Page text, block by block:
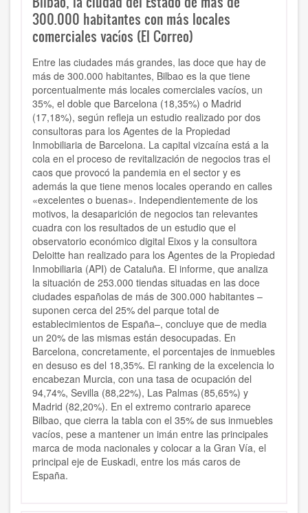
300.000 habitantes con más locales
comerciales vacíos (El Correo)
Entre las ciudades más grandes, las doce que hay de
más de 300.000 habitantes, Bilbao es la que tiene
porcentualmente más locales comerciales vacíos, un
35%, el doble que Barcelona (18,35%) o Madrid
(17,18%), según refleja un estudio realizado por dos
consultoras para los Agentes de la Propiedad
Inmobiliaria de Barcelona. La capital vizcaína está a la
cola en el proceso de revitalización de negocios tras el
caos que provocó la pandemia en el sector y es
además la que tiene menos locales operando en calles
«excelentes o buenas». Independientemente de los
motivos, la desaparición de negocios tan relevantes
cuadra con los resultados de un estudio que el
observatorio económico digital Eixos y la consultora
Deloitte han realizado para los Agentes de la Propiedad
Inmobiliaria (API) de Cataluña. El informe, que analiza
la situación de 253.000 tiendas situadas en las doce
ciudades españolas de más de 300.000 habitantes –
suponen cerca del 25% del parque total de
establecimientos de España–, concluye que de media
un 20% de las mismas están desocupadas. En
Barcelona, concretamente, el porcentajes de inmuebles
en desuso es del 18,35%. El ranking de la excelencia lo
encabezan Murcia, con una tasa de ocupación del
94,74%, Sevilla (88,22%), Las Palmas (85,65%) y
Madrid (82,20%). En el extremo contrario aparece
Bilbao, que cierra la tabla con el 35% de sus inmuebles
vacíos, pese a mantener un imán entre las principales
marca de moda nacionales y colocar a la Gran Vía, el
principal eje de Euskadi, entre los más caros de
España.